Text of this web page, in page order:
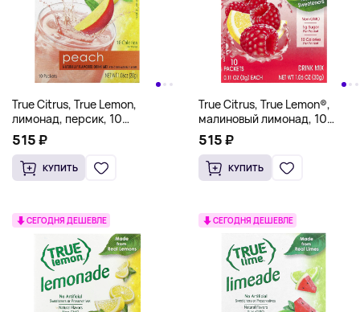
True Citrus, True Lemon,
лимонад, персик, 10
пакетиков по 3 г (0,11 унции)
515 ₽
КУПИТЬ
True Citrus, True Lemon®,
малиновый лимонад, 10
пакетиков по 3 г (0,11 унции)
515 ₽
КУПИТЬ
СЕГОДНЯ ДЕШЕВЛЕ СЕГОДНЯ ДЕШЕВЛЕ